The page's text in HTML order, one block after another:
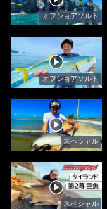
オフショアソルト
オフショアソルト
スペシャル
スペシャル